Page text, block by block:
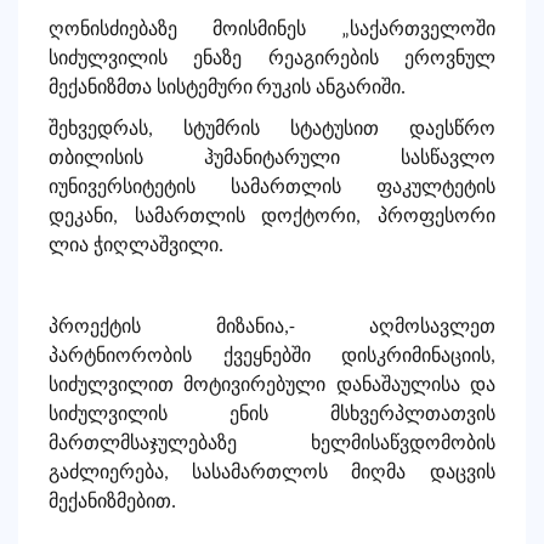
ღონისძიებაზე მოისმინეს „საქართველოში
სიძულვილის ენაზე რეაგირების ეროვნულ
მექანიზმთა სისტემურირუკის ანგარიში.
შეხვედრას, სტუმრის სტატუსით დაესწრო
თბილისის ჰუმანიტარული სასწავლო
იუნივერსიტეტის სამართლის ფაკულტეტის
დეკანი, სამართლის დოქტორი, პროფესორი
ლია ჭიღლაშვილი.
პროექტის მიზანია,- აღმოსავლეთ
პარტნიორობის ქვეყნებში დისკრიმინაციის,
სიძულვილით მოტივირებული დანაშაულისა და
სიძულვილის ენის მსხვერპლთათვის
მართლმსაჯულებაზე ხელმისაწვდომობის
გაძლიერება,
სასამართლოს მიღმა დაცვის
მექანიზმებით.